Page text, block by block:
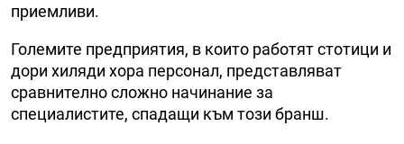
приемливи.
Големите предприятия, в които работят стотици и
дори хиляди хора персонал, представляват
сравнително сложно начинание за
специалистите, спадащи към този бранш.